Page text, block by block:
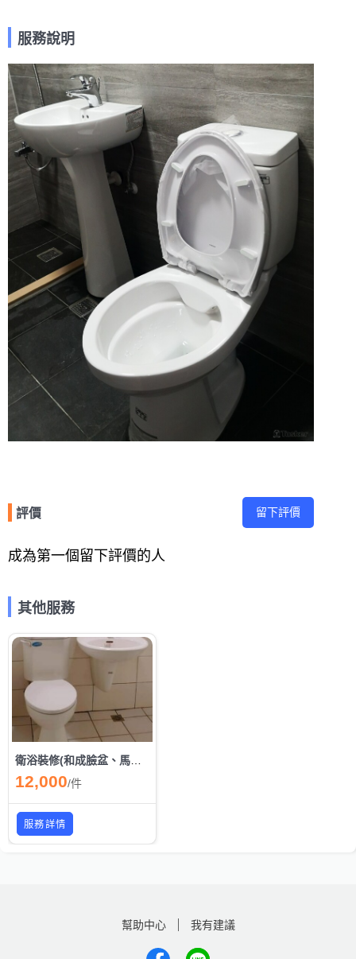
服務說明
評價 留下評價
成為第一個留下評價的人
其他服務
衛浴裝修(和成臉盆、馬桶組)
12,000/件
服務詳情
幫助中心 我有建議